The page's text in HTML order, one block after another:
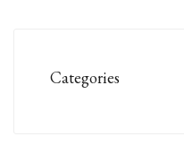
Categories